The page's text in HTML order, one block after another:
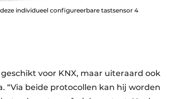
individueel configureerbare tastsensor 4
voor KNX, maar uiteraard ook
“Via beide protocollen kan hij worden